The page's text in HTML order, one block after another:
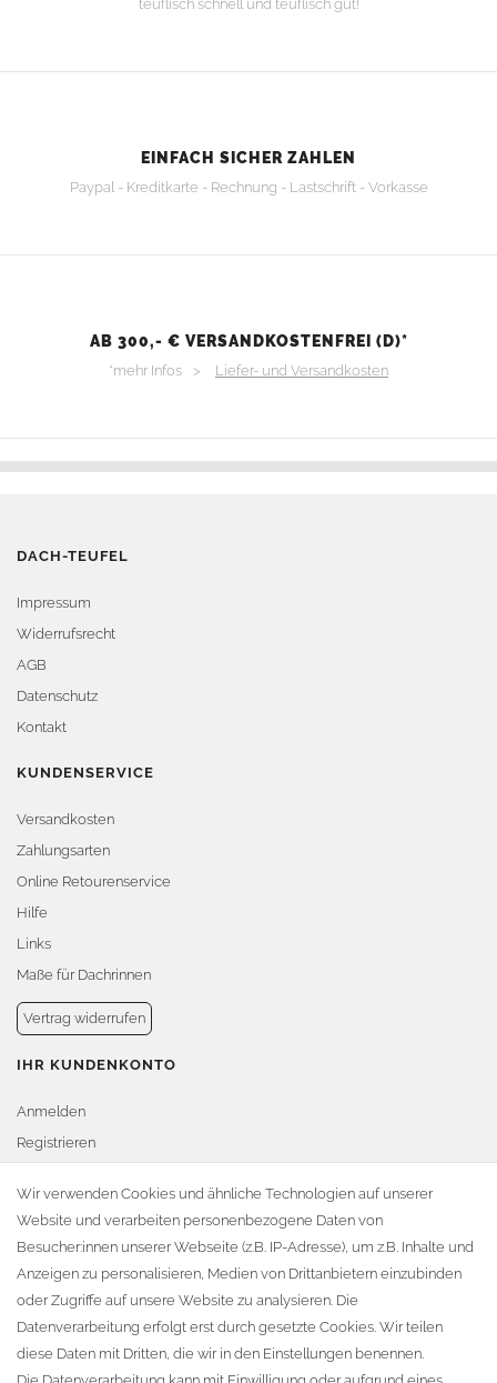
teuflisch schnell und teuflisch gut!
EINFACH SICHER ZAHLEN
Paypal - Kreditkarte - Rechnung - Lastschrift - Vorkasse
AB 300,- € VERSANDKOSTENFREI (D)*
*mehr Infos > Liefer- und Versandkosten
DACH-TEUFEL
Impressum
Widerrufsrecht
AGB
Datenschutz
Kontakt
KUNDENSERVICE
Versandkosten
Zahlungsarten
Online Retourenservice
Hilfe
Links
Maße für Dachrinnen
Vertrag widerrufen
IHR KUNDENKONTO
Anmelden
Registrieren
Warenkorb
Zur Kasse
KONTAKT
Fa. Steffen Jost
Söbrigener Weg 50
D-01796 Pirna
Wir verwenden Cookies und ähnliche Technologien auf unserer
Website und verarbeiten personenbezogene Daten von
Besucher:innen unserer Webseite (z.B. IP-Adresse), um z.B. Inhalte und
Anzeigen zu personalisieren, Medien von Drittanbietern einzubinden
oder Zugriffe auf unsere Website zu analysieren. Die
Datenverarbeitung erfolgt erst durch gesetzte Cookies. Wir teilen
diese Daten mit Dritten, die wir in den Einstellungen benennen.